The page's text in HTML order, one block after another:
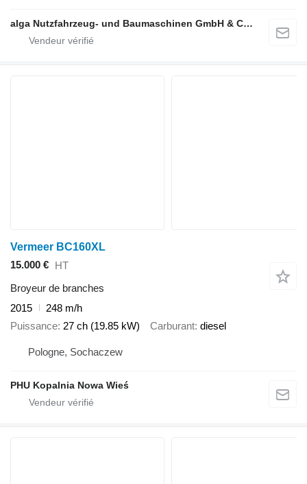
alga Nutzfahrzeug- und Baumaschinen GmbH & Co. KG
Vermeer BC160XL
15.000 € HT
Broyeur de branches
2015
248 m/h
Puissance 27 ch (19.85 kW) Carburant diesel
Pologne, Sochaczew
PHU Kopalnia Nowa Wieś